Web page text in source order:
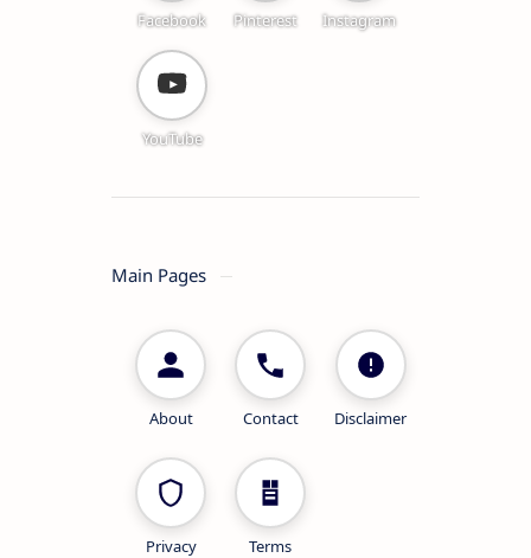
Facebook Pinterest Instagram
YouTube
Main Pages
About Contact Disclaimer
Privacy Terms